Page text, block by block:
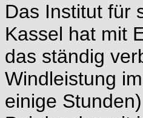
Das Institut für
Kassel hat mit
das ständig
Windleistung
einige